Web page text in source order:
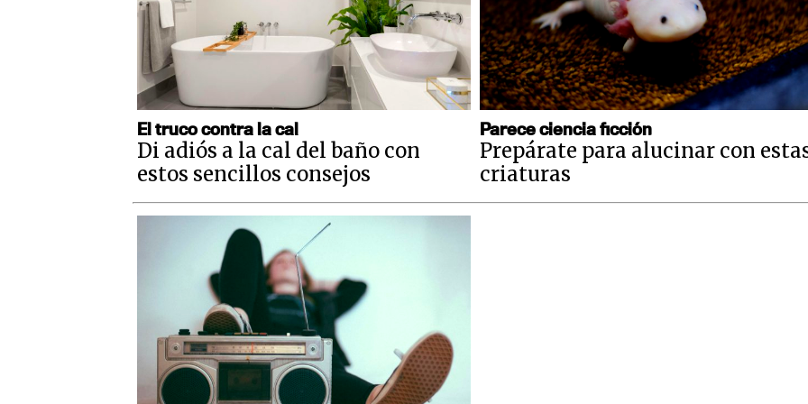
El truco contra la cal
Di adiós a la cal del baño con
estos sencillos consejos
Parece ciencia ficción
Prepárate para alucinar con
criaturas